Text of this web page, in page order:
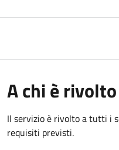
A chi è rivolto
Il servizio è rivolto a tutti i
requisiti previsti.